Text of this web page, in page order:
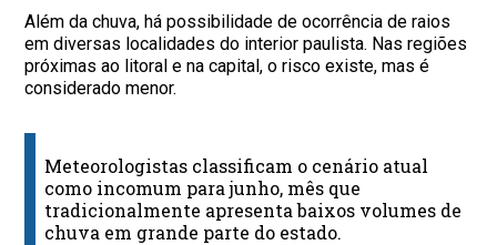
Além da chuva, há possibilidade de ocorrência de raios
em diversas localidades do interior paulista. Nas regiões
próximas ao litoral e na capital, o risco existe, mas é
considerado menor.
Meteorologistas classificam o cenário atual
como incomum para junho, mês que
tradicionalmente apresenta baixos volumes de
chuva em grande parte do estado.